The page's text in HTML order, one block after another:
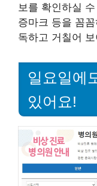
보를 확인하실
증마크 등을 꼼
독하고 거칠어
일요일에
있어요!